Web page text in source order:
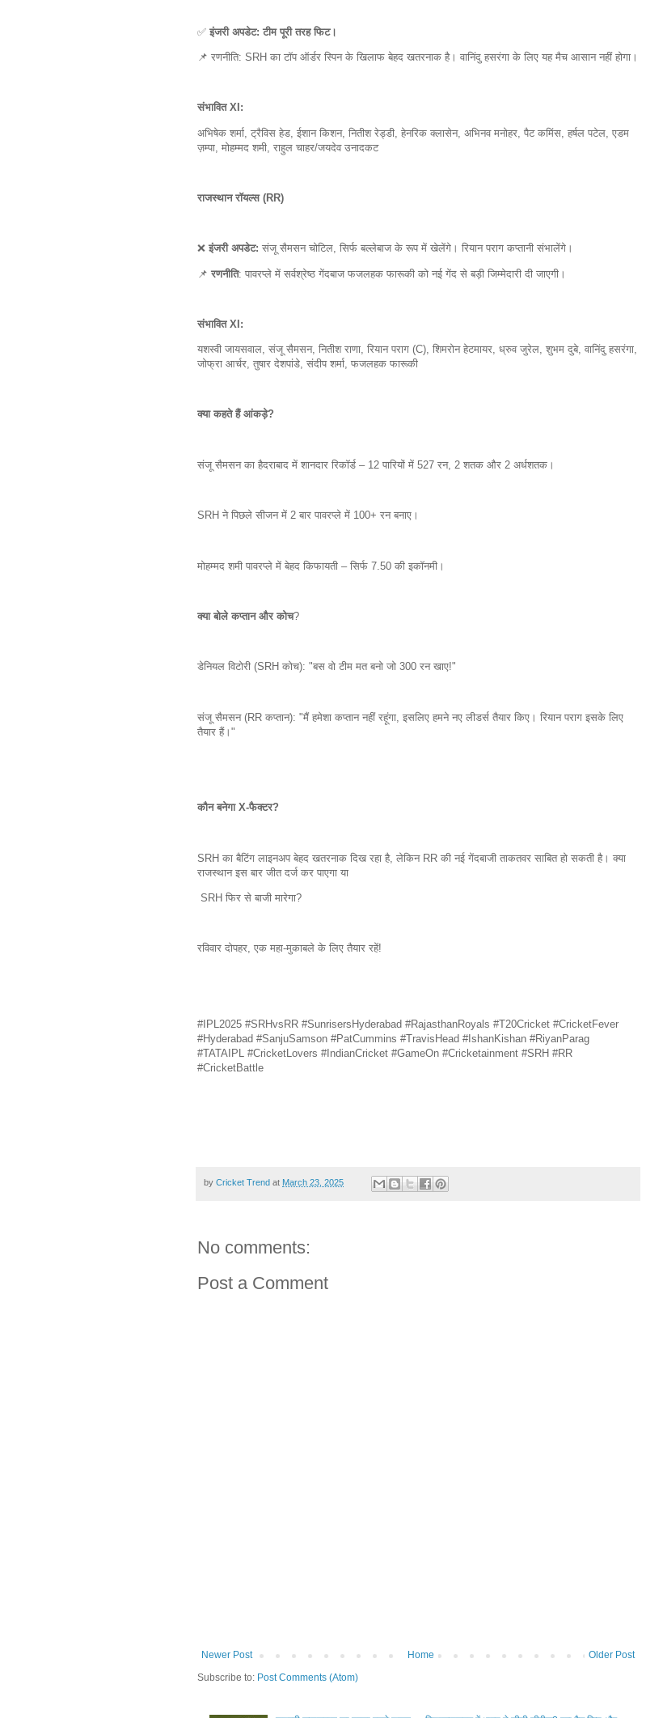
✅ इंजरी अपडेट: टीम पूरी तरह फिट।
📌 रणनीति: SRH का टॉप ऑर्डर स्पिन के खिलाफ बेहद खतरनाक है। वानिंदु हसरंगा के लिए यह मैच आसान नहीं होगा।
संभावित XI:
अभिषेक शर्मा, ट्रैविस हेड, ईशान किशन, नितीश रेड्डी, हेनरिक क्लासेन, अभिनव मनोहर, पैट कमिंस, हर्षल पटेल, एडम
ज़म्पा, मोहम्मद शमी, राहुल चाहर/जयदेव उनादकट
राजस्थान रॉयल्स (RR)
❌ इंजरी अपडेट: संजू सैमसन चोटिल, सिर्फ बल्लेबाज के रूप में खेलेंगे। रियान पराग कप्तानी संभालेंगे।
📌 रणनीति: पावरप्ले में सर्वश्रेष्ठ गेंदबाज फजलहक फारूकी को नई गेंद से बड़ी जिम्मेदारी दी जाएगी।
संभावित XI:
यशस्वी जायसवाल, संजू सैमसन, नितीश राणा, रियान पराग (C), शिमरोन हेटमायर, ध्रुव जुरेल, शुभम दुबे, वानिंदु हसरंगा,
जोफ्रा आर्चर, तुषार देशपांडे, संदीप शर्मा, फजलहक फारूकी
क्या कहते हैं आंकड़े?
संजू सैमसन का हैदराबाद में शानदार रिकॉर्ड – 12 पारियों में 527 रन, 2 शतक और 2 अर्धशतक।
SRH ने पिछले सीजन में 2 बार पावरप्ले में 100+ रन बनाए।
मोहम्मद शमी पावरप्ले में बेहद किफायती – सिर्फ 7.50 की इकॉनमी।
क्या बोले कप्तान और कोच?
डेनियल विटोरी (SRH कोच): "बस वो टीम मत बनो जो 300 रन खाए!"
संजू सैमसन (RR कप्तान): "मैं हमेशा कप्तान नहीं रहूंगा, इसलिए हमने नए लीडर्स तैयार किए। रियान पराग इसके लिए
तैयार हैं।"
कौन बनेगा X-फैक्टर?
SRH का बैटिंग लाइनअप बेहद खतरनाक दिख रहा है, लेकिन RR की नई गेंदबाजी ताकतवर साबित हो सकती है। क्या
राजस्थान इस बार जीत दर्ज कर पाएगा या
SRH फिर से बाजी मारेगा?
रविवार दोपहर, एक महा-मुकाबले के लिए तैयार रहें!
#IPL2025 #SRHvsRR #SunrisersHyderabad #RajasthanRoyals #T20Cricket #CricketFever
#Hyderabad #SanjuSamson #PatCummins #TravisHead #IshanKishan #RiyanParag
#TATAIPL #CricketLovers #IndianCricket #GameOn #Cricketainment #SRH #RR
#CricketBattle
by Cricket Trend at March 23, 2025
No comments:
Post a Comment
Newer Post Older Post
Home
Subscribe to: Post Comments (Atom)